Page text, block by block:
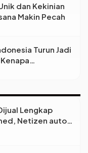
dan Kekinian
Makin Pecah
Turun Jadi
Malah Makin
Lengkap
Netizen auto